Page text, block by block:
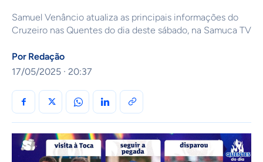
Samuel Venâncio atualiza as principais informações do
Cruzeiro nas Quentes do dia deste sábado, na Samuca TV
Por Redação
17/05/2025 · 20:37